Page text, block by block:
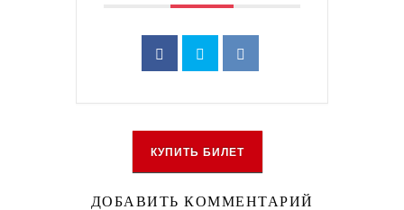
КУПИТЬ БИЛЕТ
ДОБАВИТЬ КОММЕНТАРИЙ